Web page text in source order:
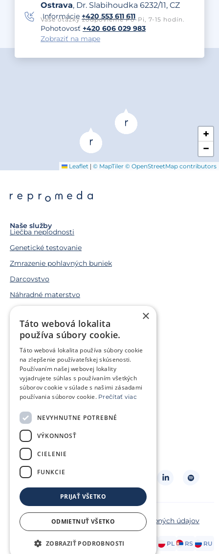
Ostrava, Dr. Slabihoudka 6232/11, CZ
Informácie +420 553 611 611
Vaše otázky zodpovieme Po-Pi, 7-15 hodín.
Pohotovosť +420 606 029 983
Zobraziť na mape
+
−
Leaflet | © MapTiler © OpenStreetMap contributors
Naše služby
Liečba neplodnosti
Genetické testovanie
Zmrazenie pohlavných buniek
Darcovstvo
Náhradné materstvo
Životné situácie
Snažíme sa o bábätko
Trápi ma genetický problém
Som v onkologickej liečbe
Chcem pomôcť iným párom
O klinike
Klientská zóna
Slovníček pojmov
Často kladené otázky
Kontakt
Cenník
Sledujte nás
Copyright ©2026 RepromedaOchrana osobných údajov
Zásady cookies
CZ DE EN FR HR PL RS RU
×
Táto webová lokalita
používa súbory cookie.
Táto webová lokalita používa súbory cookie
na zlepšenie používateľskej skúsenosti.
Používaním našej webovej lokality
vyjadrujete súhlas s používaním všetkých
súborov cookie v súlade s našimi zásadami
používania súborov cookie. Prečítať viac
NEVYHNUTNE POTREBNÉ
VÝKONNOSŤ
CIELENIE
FUNKCIE
PRIJAŤ VŠETKO
ODMIETNUŤ VŠETKO
ZOBRAZIŤ PODROBNOSTI